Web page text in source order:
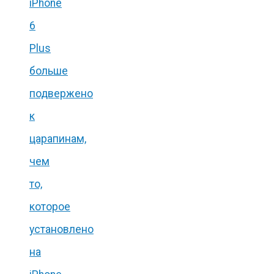
iPhone
6
Plus
больше
подвержено
к
царапинам,
чем
то,
которое
установлено
на